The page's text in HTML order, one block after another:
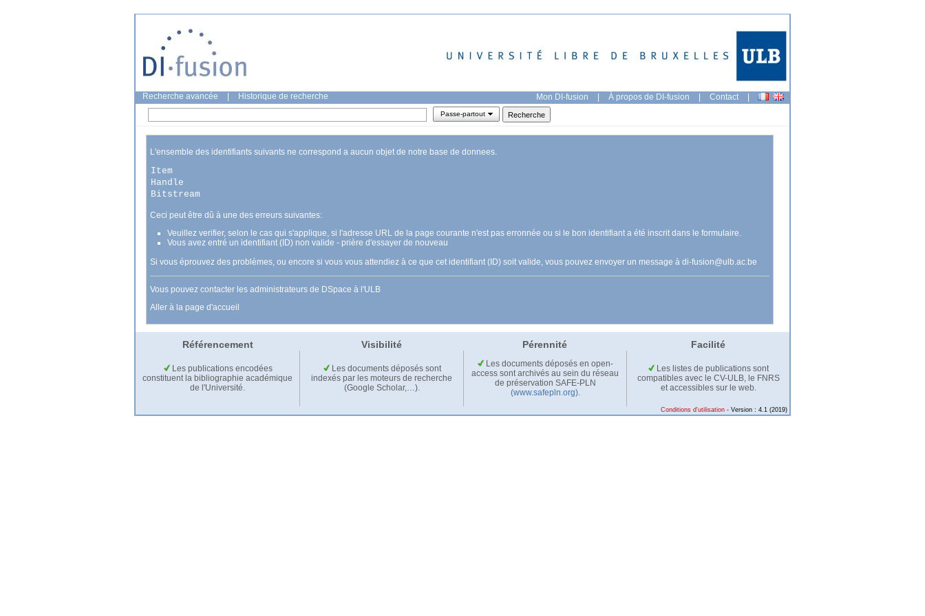
Recherche avancée Historique de recherche Mon DI-fusion | À propos de DI-fusion | Contact |
Passe-partout
L'ensemble des identifiants suivants ne correspond a aucun objet de notre base de donnees.
Item
Handle
Bitstream
Ceci peut être dû à une des erreurs suivantes:
Veuillez verifier, selon le cas qui s'applique, si l'adresse URL de la page courante n'est pas erronnée ou si le bon identifiant a été inscrit dans le formulaire.
Vous avez entré un identifiant (ID) non valide - prière d'essayer de nouveau
Si vous éprouvez des problèmes, ou encore si vous vous attendiez à ce que cet identifiant (ID) soit valide, vous pouvez envoyer un message à di-fusion@ulb.ac.be
Vous pouvez contacter les administrateurs de DSpace à l'ULB
Aller à la page d'accueil
Référencement Visibilité Pérennité Facilité
Les publications encodées
constituent la bibliographie académique
de l'Université.
Les documents déposés sont
indexés par les moteurs de recherche
(Google Scholar,…).
Les documents déposés en open-
access sont archivés au sein du réseau
de préservation SAFE-PLN
(www.safepln.org).
Les listes de publications sont
compatibles avec le CV-ULB, le FNRS
et accessibles sur le web.
Conditions d'utilisation - Version : 4.1 (2019)